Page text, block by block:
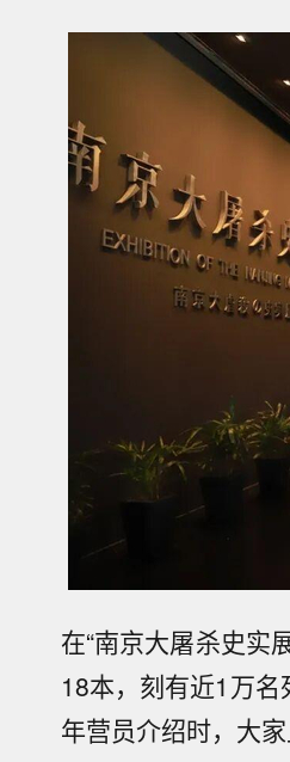
在“南京大屠杀史实
18本，刻有近1万
年营员介绍时，大